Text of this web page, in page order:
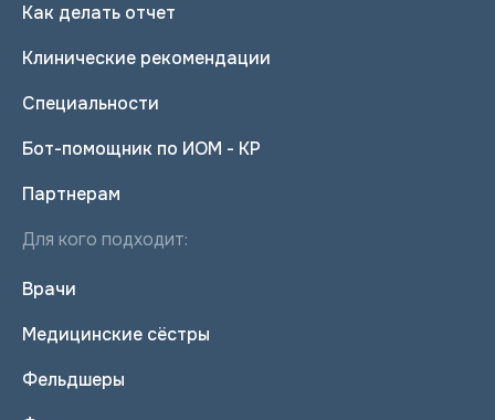
Как делать отчет
Клинические рекомендации
Специальности
Бот-помощник по ИОМ - КР
Партнерам
Для кого подходит:
Врачи
Медицинские сёстры
Фельдшеры